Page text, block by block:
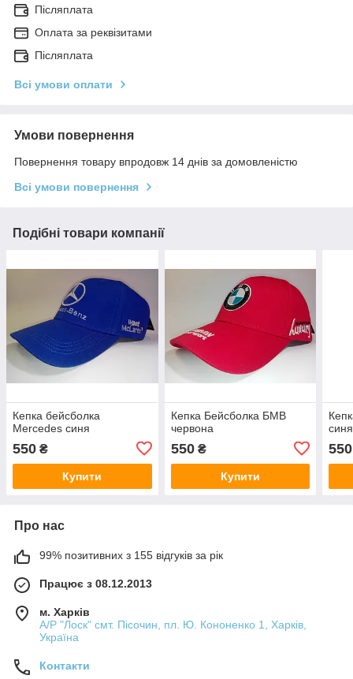
Післяплата
Оплата за реквізитами
Післяплата
Всі умови оплати
Умови повернення
Повернення товару впродовж 14 днів за домовленістю
Всі умови повернення
Подібні товари компанії
Кепка бейсболка
Mercedes синя
550 ₴
Купити
Кепка Бейсболка БМВ
червона
550₴
Купити
синя
550
Про нас
99% позитивних з 155 відгуків за рік
Працює з 08.12.2013
м. Харків
А/Р "Лоск" смт. Пісочин, пл. Ю. Кононенко 1, Харків,
Україна
Контакти